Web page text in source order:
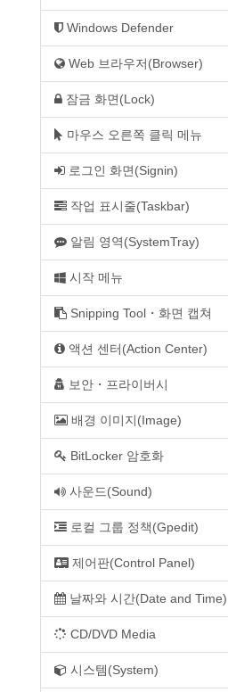
Windows Defender
Web 브라우저(Browser)
잠금 화면(Lock)
마우스 오른쪽 클릭 메뉴
로그인 화면(Signin)
작업 표시줄(Taskbar)
알림 영역(SystemTray)
시작 메뉴
Snipping Tool・화면 캡쳐
액션 센터(Action Center)
보안・프라이버시
배경 이미지(Image)
BitLocker 암호화
사운드(Sound)
로컬 그룹 정책(Gpedit)
제어판(Control Panel)
날짜와 시간(Date and Time)
CD/DVD Media
시스템(System)